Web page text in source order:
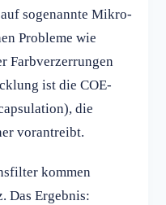
sogenannte Mikro-
Probleme wie
Farbverzerrungen
ist die COE-
die
vorantreibt.
kommen
Das Ergebnis: